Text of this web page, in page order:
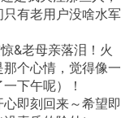
有老用户没啥水军
&老母亲落泪！火
个心情，觉得像一
下午呢）！
即刻回来～希望即